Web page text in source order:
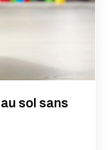
sol sans